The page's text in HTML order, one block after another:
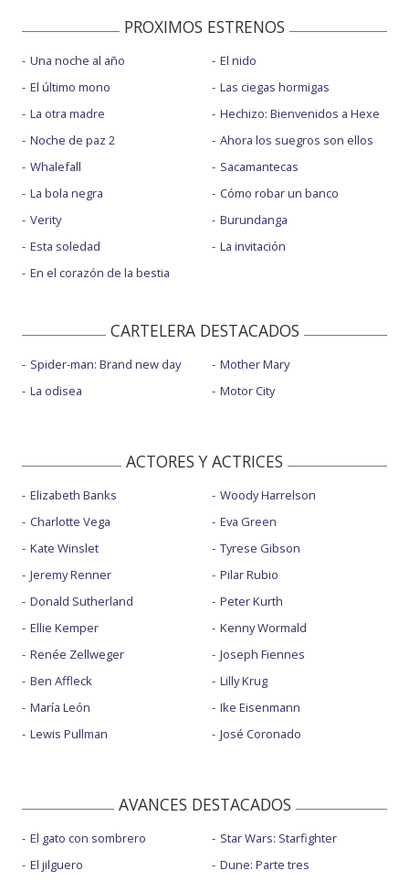
PROXIMOS ESTRENOS
Una noche al año
El último mono
La otra madre
Noche de paz 2
Whalefall
La bola negra
Verity
Esta soledad
En el corazón de la bestia
El nido
Las ciegas hormigas
Hechizo: Bienvenidos a Hexe
Ahora los suegros son ellos
Sacamantecas
Cómo robar un banco
Burundanga
La invitación
CARTELERA DESTACADOS
Spider-man: Brand new day
La odisea
Mother Mary
Motor City
ACTORES Y ACTRICES
Elizabeth Banks
Charlotte Vega
Kate Winslet
Jeremy Renner
Donald Sutherland
Ellie Kemper
Renée Zellweger
Ben Affleck
María León
Lewis Pullman
Woody Harrelson
Eva Green
Tyrese Gibson
Pilar Rubio
Peter Kurth
Kenny Wormald
Joseph Fiennes
Lilly Krug
Ike Eisenmann
José Coronado
AVANCES DESTACADOS
El gato con sombrero
El jilguero
Star Wars: Starfighter
Dune: Parte tres